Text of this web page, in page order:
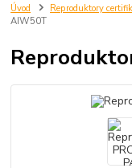
Úvod Reproduktory
AIW50T